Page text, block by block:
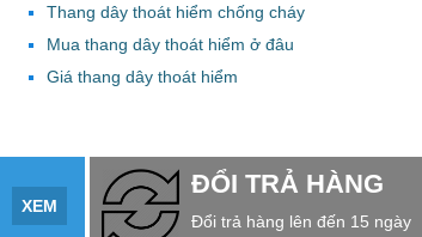
Thang dây thoát hiểm chống cháy
Mua thang dây thoát hiểm ở đâu
Giá thang dây thoát hiểm
XEM
ĐỔI TRẢ HÀNG
Đổi trả hàng lên đến 15 ngày